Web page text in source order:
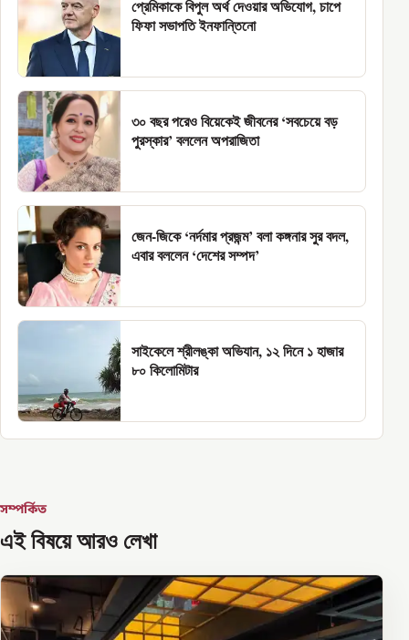
প্রেমিকাকে বিপুল অর্থ দেওয়ার অভিযোগ, চাপে
ফিফা সভাপতি ইনফান্তিনো
৩০ বছর পরেও বিয়েকেই জীবনের ‘সবচেয়ে বড়
পুরস্কার’ বললেন অপরাজিতা
জেন-জিকে ‘নর্দমার প্রজন্ম’ বলা কঙ্গনার সুর বদল,
এবার বললেন ‘দেশের সম্পদ’
সাইকেলে শ্রীলঙ্কা অভিযান, ১২ দিনে ১ হাজার
৮০ কিলোমিটার
সম্পর্কিত
এই বিষয়ে আরও লেখা